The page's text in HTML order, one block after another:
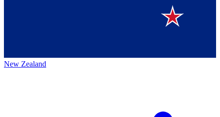
New Zealand